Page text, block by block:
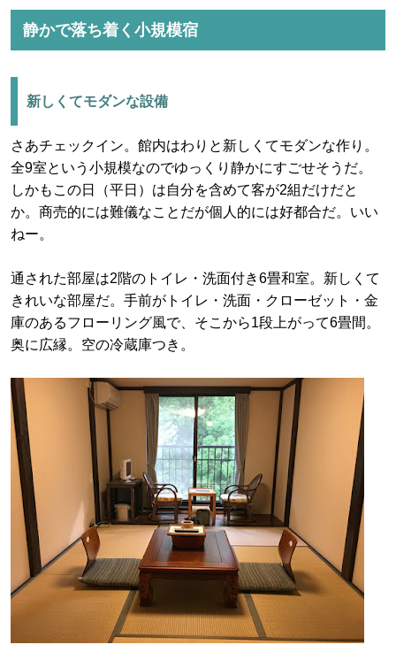
静かで落ち着く小規模宿
新しくてモダンな設備
さあチェックイン。館内はわりと新しくてモダンな作り。
全9室という小規模なのでゆっくり静かにすごせそうだ。
しかもこの日（平日）は自分を含めて客が2組だけだと
か。商売的には難儀なことだが個人的には好都合だ。いい
ねー。
通された部屋は2階のトイレ・洗面付き6畳和室。新しくて
きれいな部屋だ。手前がトイレ・洗面・クローゼット・金
庫のあるフローリング風で、そこから1段上がって6畳間。
奥に広縁。空の冷蔵庫つき。